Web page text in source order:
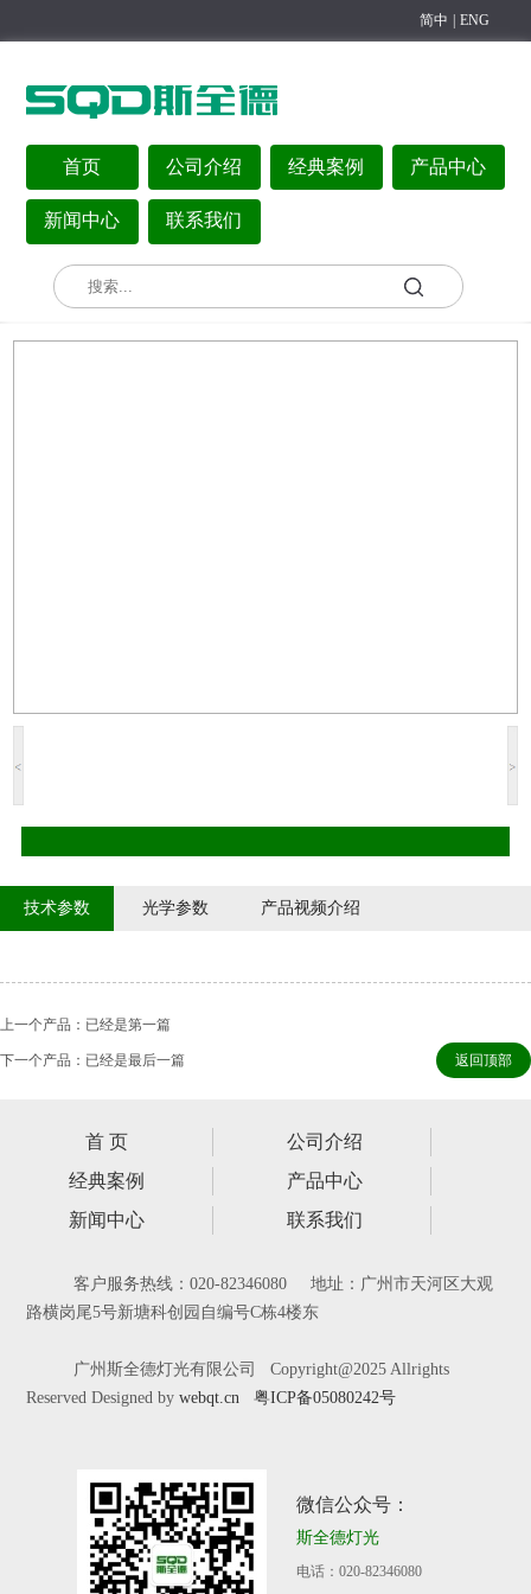
简中 ENG
首页 公司介绍 经典案例 产品中心
新闻中心 联系我们
您现在的位置：首页/ >
技术参数 光学参数 产品视频介绍
上一个产品：已经是第一篇
下一个产品：已经是最后一篇 返回顶部
首 页
公司介绍
经典案例
产品中心
新闻中心
联系我们
客户服务热线：020-82346080 地址：广州市天河区大观
路横岗尾5号新塘科创园自编号C栋4楼东
广州斯全德灯光有限公司 Copyright@2025 Allrights
Reserved Designed bywebqt.cn 粤ICP备05080242号
微信公众号：
斯全德灯光
电话：020-82346080